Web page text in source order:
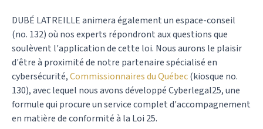
DUBÉ LATREILLE animera également un espace-conseil
(no. 132) où nos experts répondront aux questions que
soulèvent l'application de cette loi. Nous aurons le plaisir
d'être à proximité de notre partenaire spécialisé en
cybersécurité,Commissionnaires du Québec(kiosque no.
130), avec lequel nous avons développé Cyberlegal25, une
formule qui procure un service complet d'accompagnement
en matière de conformité à la Loi 25.